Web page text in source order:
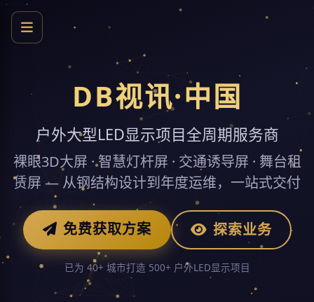
DB视讯·中国
户外大型LED显示项目全周期服务商
裸眼3D大屏 · 智慧灯杆屏 · 交通诱导屏 · 舞台租
赁屏 — 从钢结构设计到年度运维，一站式交付
免费获取方案 探索业务
已为 40+ 城市打造 500+ 户外LED显示项目